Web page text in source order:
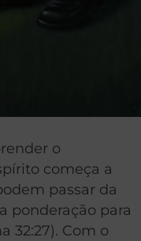
o
começa a
passar da
ponderação para
32:27). Com o